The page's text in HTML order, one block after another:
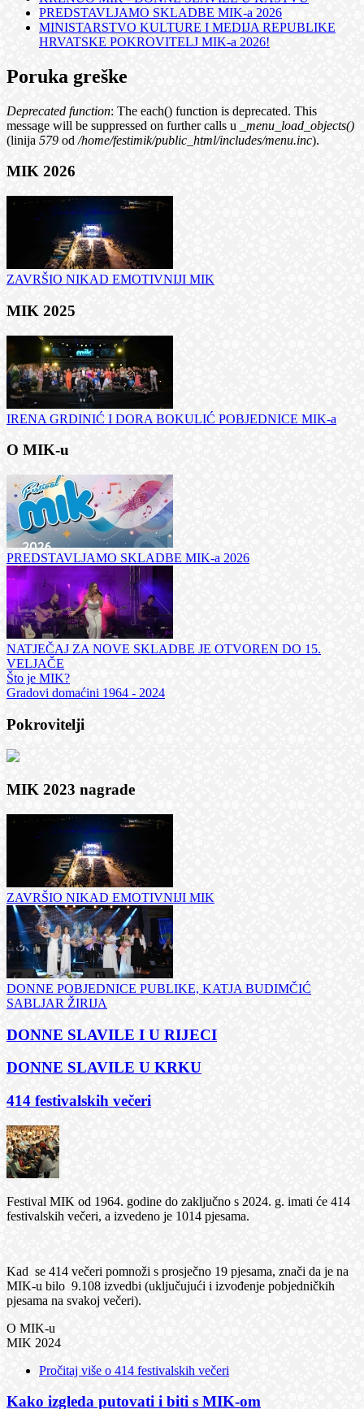
PREDSTAVLJAMO SKLADBE MIK-a 2026
MINISTARSTVO KULTURE I MEDIJA REPUBLIKE
HRVATSKE POKROVITELJ MIK-a 2026!
Poruka greške
Deprecated function: The each() function is deprecated. This
message will be suppressed on further calls u
_menu_load_objects()
(linija 579 od/home/festimik/public_html/includes/menu.inc).
MIK 2026
ZAVRŠIO NIKAD EMOTIVNIJI MIK
MIK 2025
IRENA GRDINIĆ I DORA BOKULIĆ POBJEDNICE MIK-a
O MIK-u
PREDSTAVLJAMO SKLADBE MIK-a 2026
NATJEČAJ ZA NOVE SKLADBE JE OTVOREN DO 15.
VELJAČE
Što je MIK?
Gradovi domaćini 1964 - 2024
Pokrovitelji
MIK 2023 nagrade
ZAVRŠIO NIKAD EMOTIVNIJI MIK
DONNE POBJEDNICE PUBLIKE, KATJA BUDIMČIĆ
SABLJAR ŽIRIJA
DONNE SLAVILE I U RIJECI
DONNE SLAVILE U KRKU
414 festivalskih večeri
Festival MIK od 1964. godine do zaključno s 2024. g. imati će 414
festivalskih večeri, a izvedeno je 1014 pjesama.
Kad se 414 večeri pomnoži s prosječno 19 pjesama, znači da je na
MIK-u bilo 9.108 izvedbi (uključujući i izvođenje pobjedničkih
pjesama na svakoj večeri).
O MIK-u
MIK 2024
Pročitaj više o 414 festivalskih večeri
Kako izgleda putovati i biti s MIK-om